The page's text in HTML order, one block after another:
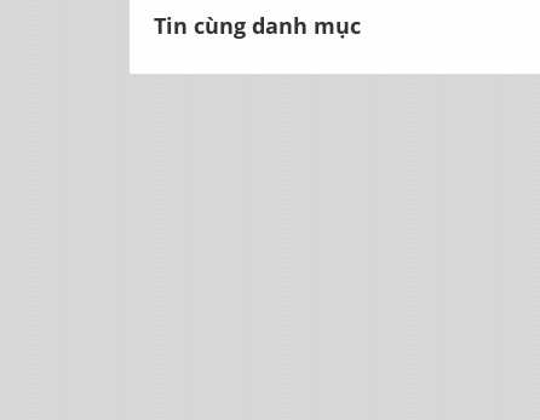
Tin cùng danh mục